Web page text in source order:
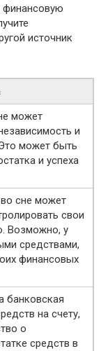
источник
может
и
может быть
и успеха
сне может
свои
Возможно, у
средствами,
финансовых
банковская
на счету,
о
средств в